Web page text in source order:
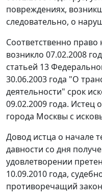
повреждениях,
следовательно, о
Соответственно право
возникло 07.02.2008
статьей 13
30.06.2003 года "О
деятельности" срок
09.02.2009 года. Истец
города Москвы с
Довод истца о начале
давности со дня
удовлетворении
10.09.2010 года,
противоречащий